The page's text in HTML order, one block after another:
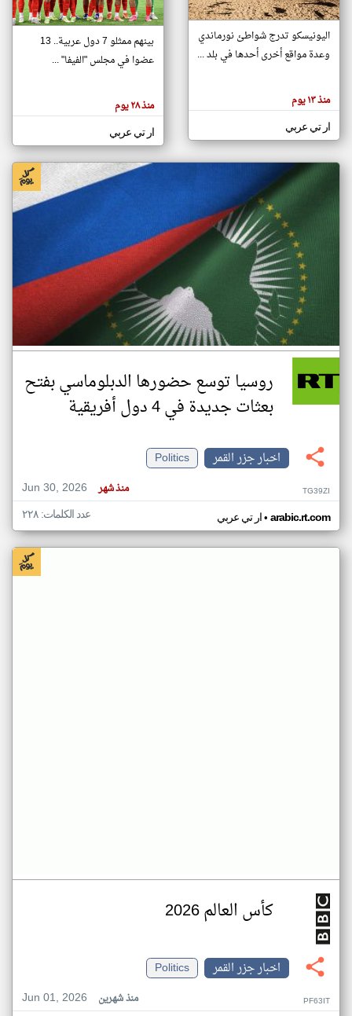
تغيير الدولة
اخبار جزر القمر على مدار الساعة
أهم اخبار جزر القمر العاجلة والمباشرة
هنا عن
وجهة
كاتبيها.
اليونيسكو تدرج شواطئ نورماندي
وعدة مواقع أخرى أحدها في بلد ...
منذ ١٣ يوم
ار تي عربي
بينهم ممثلو 7 دول عربية.. 13
عضوا في مجلس "الفيفا" ...
منذ ٢٨ يوم
ار تي عربي
روسيا توسع حضورها الدبلوماسي بفتح
بعثات جديدة في 4 دول أفريقية
اخبار جزر القمر
Politics
Jun 30, 2026
منذ شهر TG39ZI
ار تي عربي• arabic.rt.com عدد الكلمات: ٢٢٨
كأس العالم 2026
اخبار جزر القمر
Politics
Jun 01, 2026
منذ شهرين PF63IT
klyoum.com